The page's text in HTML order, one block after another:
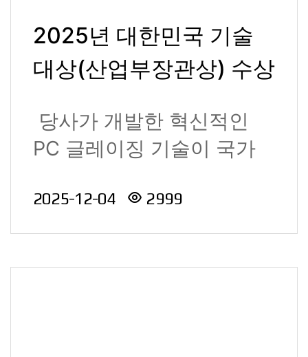
2025년 대한민국 기술
대상(산업부장관상) 수상
당사가 개발한 혁신적인
PC 글레이징 기술이 국가
니어..
2025-12-04 2999